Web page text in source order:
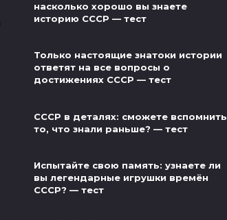
насколько хорошо вы знаете
историю СССР — тест
Только настоящие знатоки истории
ответят на все вопросы о
достижениях СССР — тест
СССР в деталях: сможете вспомнить
то, что знали раньше? — тест
Испытайте свою память: узнаете ли
вы легендарные игрушки времён
СССР? — тест